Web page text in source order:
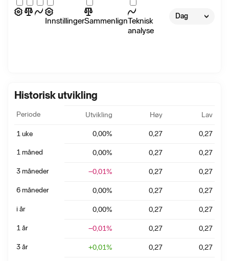
InnstillingerSammenlignTeknisk
analyse
Dag
Historisk utvikling
Periode Utvikling Høy Lav
1 uke 0,00% 0,27 0,27
1 måned 0,00% 0,27 0,27
3 måneder −0,01% 0,27 0,27
6 måneder 0,00% 0,27 0,27
i år 0,00% 0,27 0,27
1 år −0,01% 0,27 0,27
3 år +0,01% 0,27 0,27